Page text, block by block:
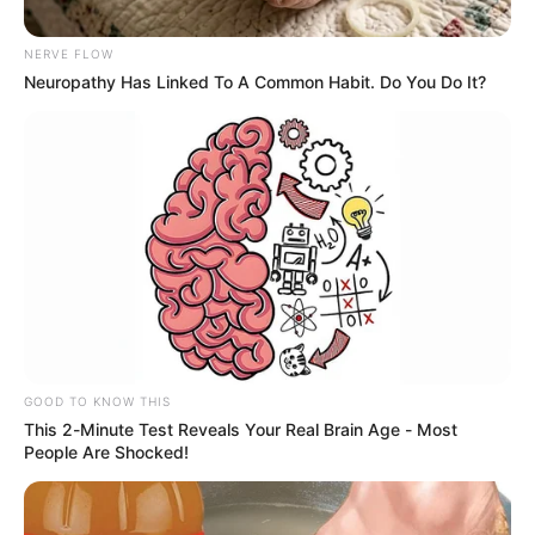
Alcaldía de Cartagena
Por:Andrea Martínez Rodríguez
Diciembre 29, 2021
NERVE FLOW
Neuropathy Has Linked To A Common Habit. Do You Do It?
GOOD TO KNOW THIS
This 2-Minute Test Reveals Your Real Brain Age - Most
People Are Shocked!